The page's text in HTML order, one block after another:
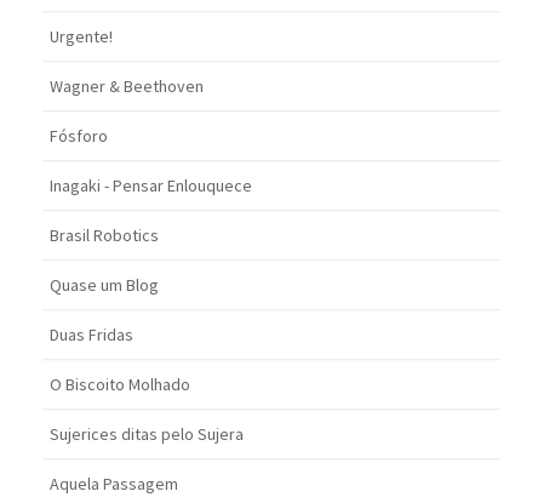
Urgente!
Wagner & Beethoven
Fósforo
Inagaki - Pensar Enlouquece
Brasil Robotics
Quase um Blog
Duas Fridas
O Biscoito Molhado
Sujerices ditas pelo Sujera
Aquela Passagem